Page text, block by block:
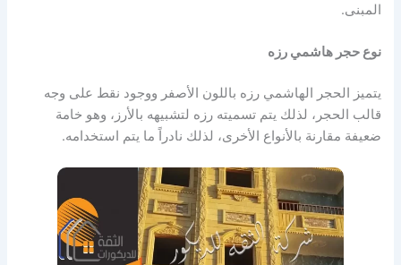
المبنى.
نوع حجر هاشمي رزه
يتميز الحجر الهاشمي رزه باللون الأصفر ووجود نقط على وجه
قالب الحجر، لذلك يتم تسميته رزه لتشبيهه بالأرز، وهو خامة
ضعيفة مقارنة بالأنواع الأخرى، لذلك نادراً ما يتم استخدامه.